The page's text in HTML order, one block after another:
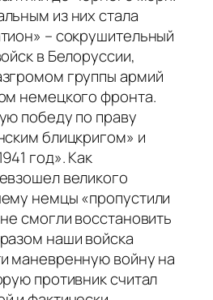
из них стала
– сокрушительный
в Белоруссии,
группы армий
немецкого фронта.
победу по праву
блицкригом» и
год». Как
великого
немцы «пропустили
смогли восстановить
наши войска
маневренную войну на
противник считал